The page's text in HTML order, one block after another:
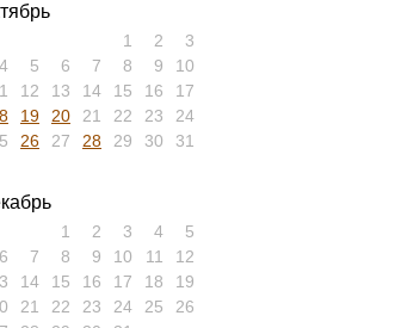
1 2
3
4
5 6 7 8 9
10
12 13 14 15 16
17
19 20 21 22 23
24
26 27 28 29 30 31
1 2 3 4
5
6
7 8 9 10 11
12
14 15 16 17 18
19
21 22 23 24 25
26